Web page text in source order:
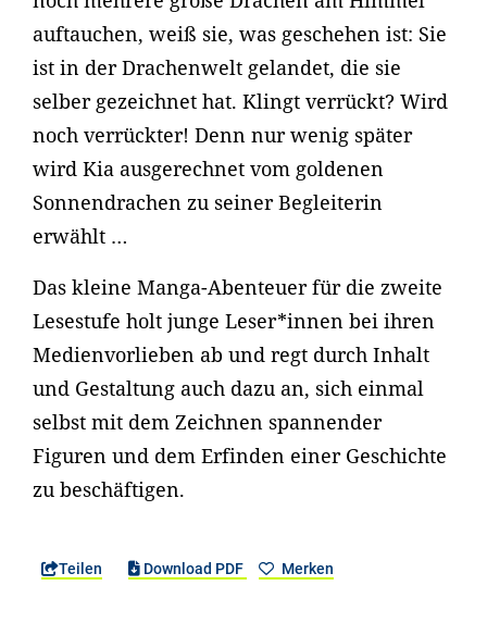
auftauchen, weiß sie, was geschehen ist: Sie
ist in der Drachenwelt gelandet, die sie
selber gezeichnet hat. Klingt verrückt? Wird
noch verrückter! Denn nur wenig später
wird Kia ausgerechnet vom goldenen
Sonnendrachen zu seiner Begleiterin
erwählt …
Das kleine Manga-Abenteuer für die zweite
Lesestufe holt junge Leser*innen bei ihren
Medienvorlieben ab und regt durch Inhalt
und Gestaltung auch dazu an, sich einmal
selbst mit dem Zeichnen spannender
Figuren und dem Erfinden einer Geschichte
zu beschäftigen.
Teilen Download PDF Merken